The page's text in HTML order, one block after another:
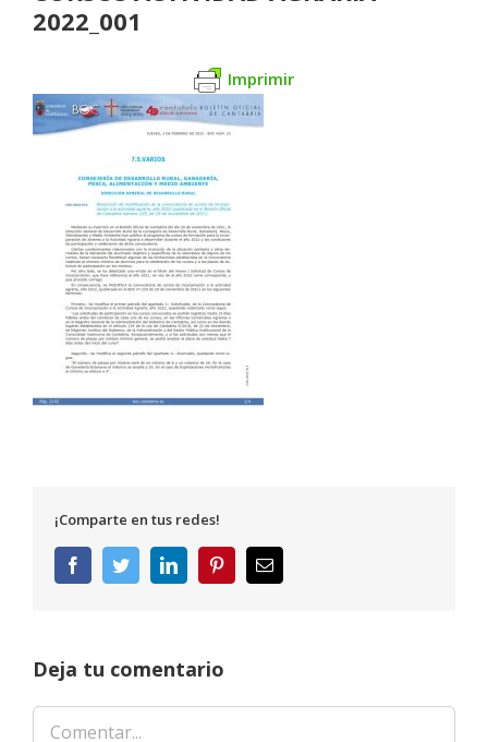
2022_001
Imprimir
¡Comparte en tus redes!
FacebookTwitterLinkedInPinterestCorreo
electrónico
Deja tu comentario
Comentar